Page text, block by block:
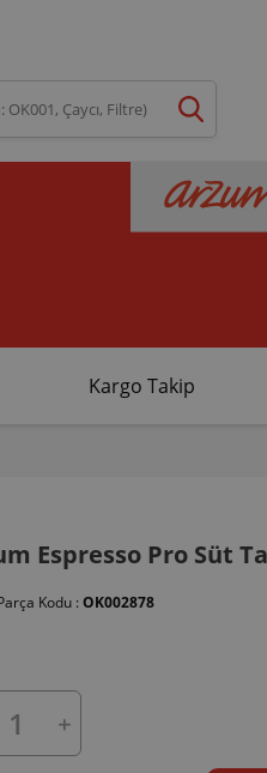
Kargo Takip
Espresso Pro Süt
Kodu : OK002878